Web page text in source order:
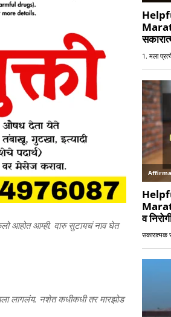
आहोत आम्ही. दारु सुटायचं नाव घेत
लागलंय. नशेत कधीकधी तर मारझोड